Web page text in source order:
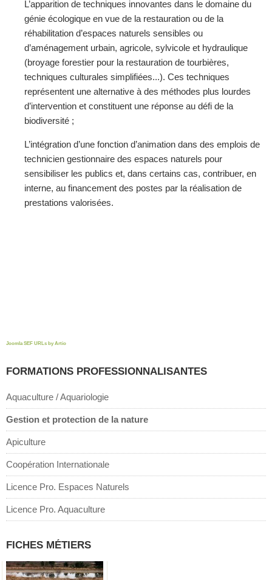
L’apparition de techniques innovantes dans le domaine du
génie écologique en vue de la restauration ou de la
réhabilitation d’espaces naturels sensibles ou
d’aménagement urbain, agricole, sylvicole et hydraulique
(broyage forestier pour la restauration de tourbières,
techniques culturales simplifiées...). Ces techniques
représentent une alternative à des méthodes plus lourdes
d’intervention et constituent une réponse au défi de la
biodiversité ;
L’intégration d’une fonction d’animation dans des emplois de
technicien gestionnaire des espaces naturels pour
sensibiliser les publics et, dans certains cas, contribuer, en
interne, au financement des postes par la réalisation de
prestations valorisées.
Joomla SEF URLs by Artio
FORMATIONS PROFESSIONNALISANTES
Aquaculture / Aquariologie
Gestion et protection de la nature
Apiculture
Coopération Internationale
Licence Pro. Espaces Naturels
Licence Pro. Aquaculture
FICHES MÉTIERS